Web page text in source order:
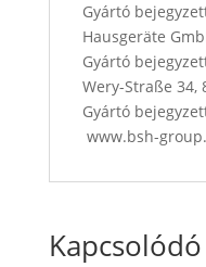
Gyártó
Hausgeräte
Gyártó
Wery-Straße 34,
Gyártó
www.bsh-